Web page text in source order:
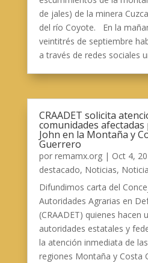
de jales) de la minera
del río Coyote. En la
veintitrés de septiembre
a través de redes sociales
CRAADET solicita
comunidades
John en la Montaña y
Guerrero
por remamx.org| Oct 4,
destacado, Noticias,
Difundimos carta del
Autoridades Agrarias en
(CRAADET) quienes hacen
autoridades estatales y
la atención inmediata de
regiones Montaña y Costa